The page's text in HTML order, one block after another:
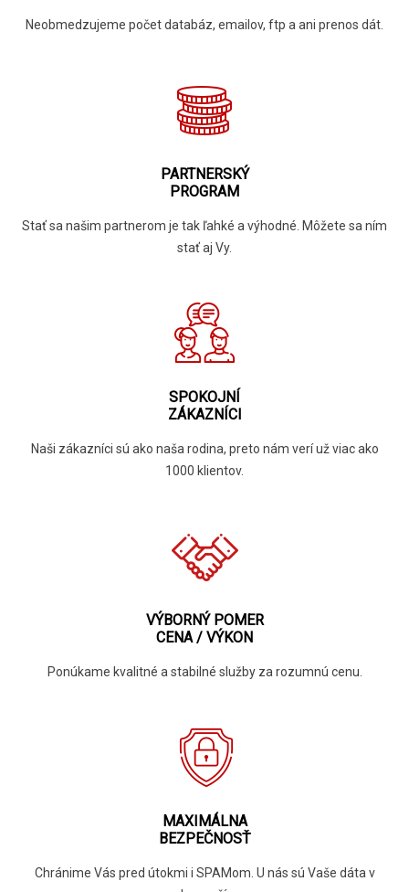
Neobmedzujeme počet databáz, emailov, ftp a ani prenos dát.
PARTNERSKÝ
PROGRAM
Stať sa našim partnerom je tak ľahké a výhodné. Môžete sa ním
stať aj Vy.
SPOKOJNÍ
ZÁKAZNÍCI
Naši zákazníci sú ako naša rodina, preto nám verí už viac ako
1000 klientov.
VÝBORNÝ POMER
CENA / VÝKON
Ponúkame kvalitné a stabilné služby za rozumnú cenu.
MAXIMÁLNA
BEZPEČNOSŤ
Chránime Vás pred útokmi i SPAMom. U nás sú Vaše dáta v